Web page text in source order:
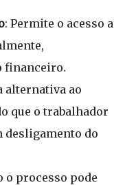
: Permite o acesso a
financeiro.
alternativa ao
que o trabalhador
desligamento do
o processo pode